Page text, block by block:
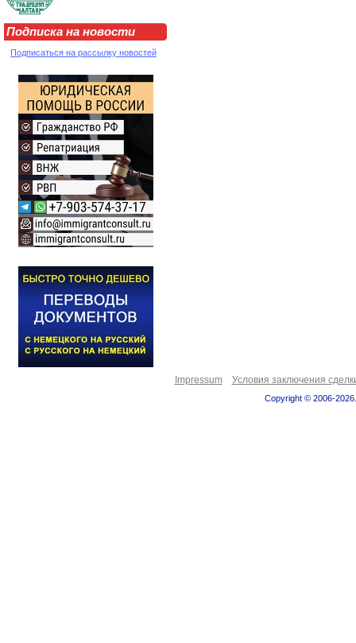
Подписка на новости
Подписаться на рассылку новостей
Impressum Условия заключения
Copyright © 2006-